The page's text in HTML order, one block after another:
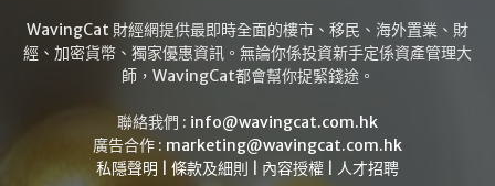
WavingCat 財經網提供最即時全面的樓市、移民、海外置業、財
經、加密貨幣、獨家優惠資訊。無論你係投資新手定係資產管理大
師，WavingCat都會幫你捉緊錢途。
聯絡我們 : info@wavingcat.com.hk
廣告合作 : marketing@wavingcat.com.hk
私隱聲明
條款及細則 內容授權 人才招聘